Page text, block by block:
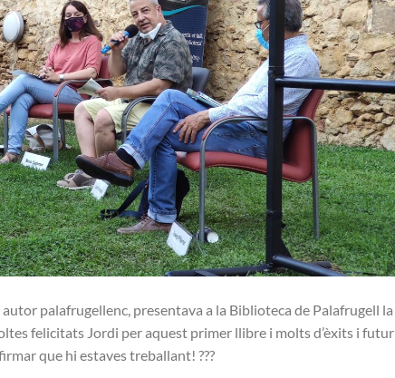
palafrugellenc, presentava a la Biblioteca de Palafrugell la
felicitats Jordi per aquest primer llibre i molts d’èxits i futur
que hi estaves treballant! ???